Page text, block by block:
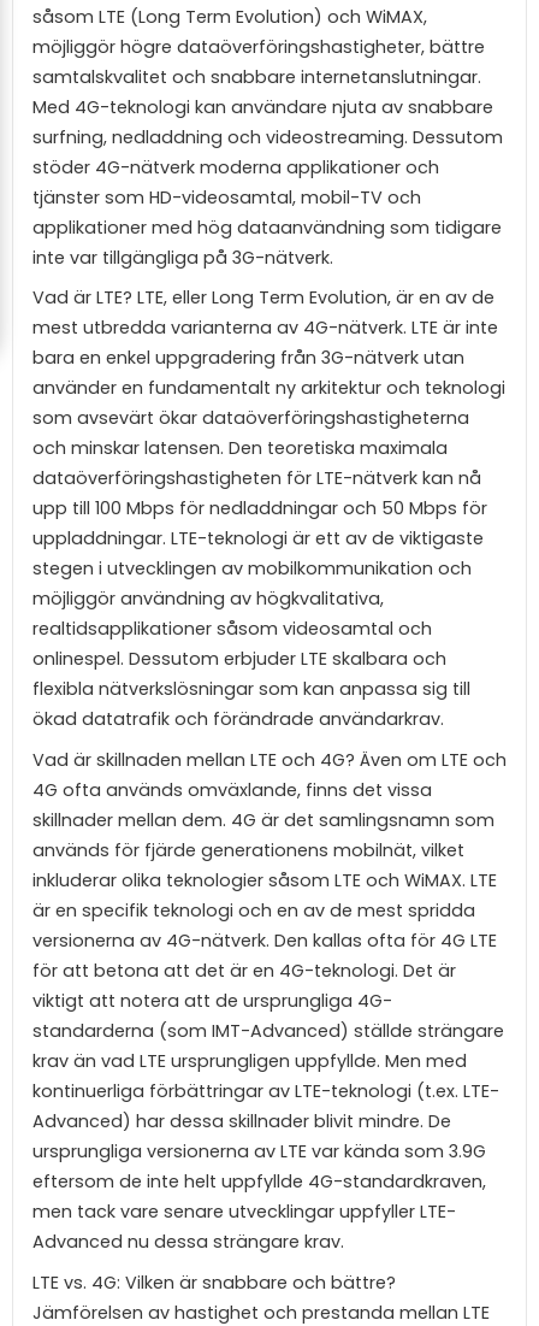
såsom LTE (Long Term Evolution) och WiMAX,
möjliggör högre dataöverföringshastigheter, bättre
samtalskvalitet och snabbare internetanslutningar.
Med 4G-teknologi kan användare njuta av snabbare
surfning, nedladdning och videostreaming. Dessutom
stöder 4G-nätverk moderna applikationer och
tjänster som HD-videosamtal, mobil-TV och
applikationer med hög dataanvändning som tidigare
inte var tillgängliga på 3G-nätverk.
Vad är LTE? LTE, eller Long Term Evolution, är en av de
mest utbredda varianterna av 4G-nätverk. LTE är inte
bara en enkel uppgradering från 3G-nätverk utan
använder en fundamentalt ny arkitektur och teknologi
som avsevärt ökar dataöverföringshastigheterna
och minskar latensen. Den teoretiska maximala
dataöverföringshastigheten för LTE-nätverk kan nå
upp till 100 Mbps för nedladdningar och 50 Mbps för
uppladdningar. LTE-teknologi är ett av de viktigaste
stegen i utvecklingen av mobilkommunikation och
möjliggör användning av högkvalitativa,
realtidsapplikationer såsom videosamtal och
onlinespel. Dessutom erbjuder LTE skalbara och
flexibla nätverkslösningar som kan anpassa sig till
ökad datatrafik och förändrade användarkrav.
Vad är skillnaden mellan LTE och 4G? Även om LTE och
4G ofta används omväxlande, finns det vissa
skillnader mellan dem. 4G är det samlingsnamn som
används för fjärde generationens mobilnät, vilket
inkluderar olika teknologier såsom LTE och WiMAX. LTE
är en specifik teknologi och en av de mest spridda
versionerna av 4G-nätverk. Den kallas ofta för 4G LTE
för att betona att det är en 4G-teknologi. Det är
viktigt att notera att de ursprungliga 4G-
standarderna (som IMT-Advanced) ställde strängare
krav än vad LTE ursprungligen uppfyllde. Men med
kontinuerliga förbättringar av LTE-teknologi (t.ex. LTE-
Advanced) har dessa skillnader blivit mindre. De
ursprungliga versionerna av LTE var kända som 3.9G
eftersom de inte helt uppfyllde 4G-standardkraven,
men tack vare senare utvecklingar uppfyller LTE-
Advanced nu dessa strängare krav.
LTE vs. 4G: Vilken är snabbare och bättre?
Jämförelsen av hastighet och prestanda mellan LTE